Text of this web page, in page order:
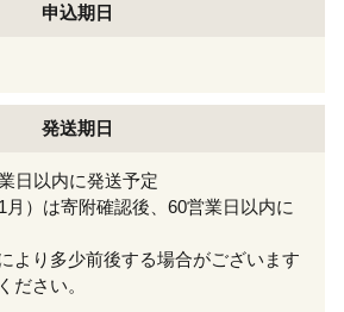
申込期日
発送期日
日以内に発送予定
月）は寄附確認後、60営業日以内に
より多少前後する場合がございます
ださい。